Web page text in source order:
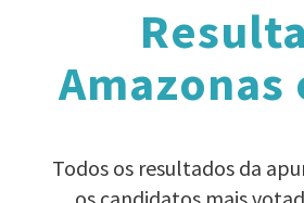
Amazonas
Todos os resultados da